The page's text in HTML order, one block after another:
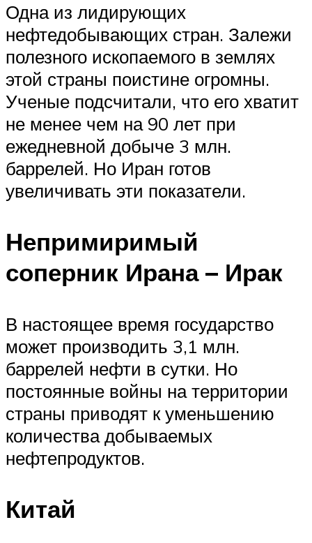
Одна из лидирующих
нефтедобывающих стран. Залежи
полезного ископаемого в землях
этой страны поистине огромны.
Ученые подсчитали, что его хватит
не менее чем на 90 лет при
ежедневной добыче 3 млн.
баррелей. Но Иран готов
увеличивать эти показатели.
Непримиримый
соперник Ирана – Ирак
В настоящее время государство
может производить 3,1 млн.
баррелей нефти в сутки. Но
постоянные войны на территории
страны приводят к уменьшению
количества добываемых
нефтепродуктов.
Китай